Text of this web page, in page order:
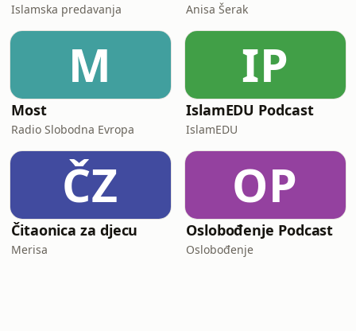
Islamska predavanja Anisa Šerak
M
Most
Radio Slobodna Evropa
IP
IslamEDU Podcast
IslamEDU
ČZ
Čitaonica za djecu
Merisa
OP
Oslobođenje Podcast
Oslobođenje